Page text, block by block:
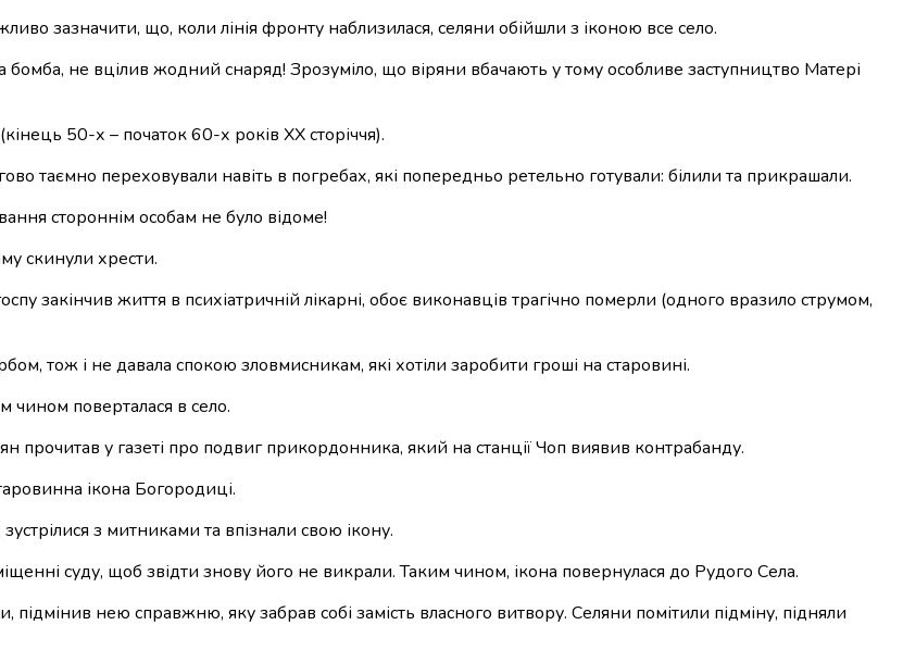
зазначити, що, коли лінія фронту наблизилася, селяни обійшли з іконою все село.
не вцілив жодний снаряд! Зрозуміло, що віряни вбачають у тому особливе заступництво Матері
50-х – початок 60-х років ХХ сторіччя).
таємно переховували навіть в погребах, які попередньо ретельно готували: білили та прикрашали.
стороннім особам не було відоме!
скинули хрести.
закінчив життя в психіатричній лікарні, обоє виконавців трагічно померли (одного вразило струмом,
тож і не давала спокою зловмисникам, які хотіли заробити гроші на старовині.
поверталася в село.
прочитав у газеті про подвиг прикордонника, який на станції Чоп виявив контрабанду.
ікона Богородиці.
з митниками та впізнали свою ікону.
суду, щоб звідти знову його не викрали. Таким чином, ікона повернулася до Рудого Села.
нею справжню, яку забрав собі замість власного витвору. Селяни помітили підміну, підняли